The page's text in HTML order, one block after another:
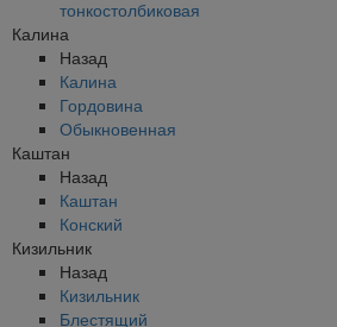
тонкостолбиковая
Калина
Назад
Калина
Гордовина
Обыкновенная
Каштан
Назад
Каштан
Конский
Кизильник
Назад
Кизильник
Блестящий